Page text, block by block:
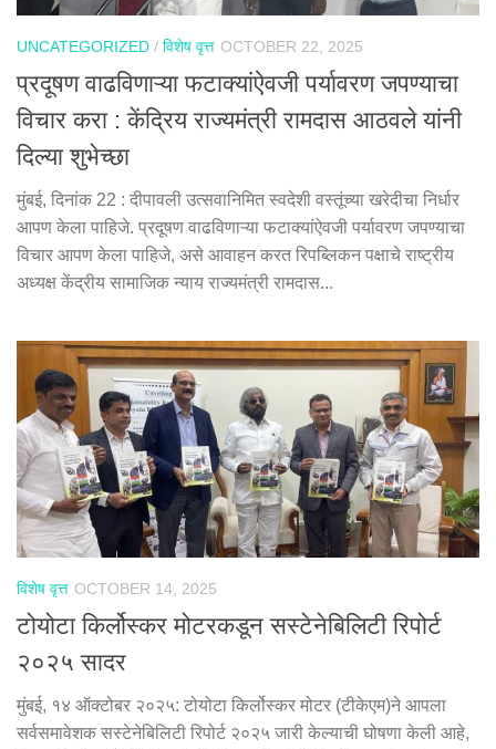
UNCATEGORIZED / विशेष वृत्त OCTOBER 22, 2025
प्रदूषण वाढविणाऱ्या फटाक्यांऐवजी पर्यावरण जपण्याचा
विचार करा : केंद्रिय राज्यमंत्री रामदास आठवले यांनी
दिल्या शुभेच्छा
मुंबई, दिनांक 22 : दीपावली उत्सवानिमित स्वदेशी वस्तूंच्या खरेदीचा निर्धार
आपण केला पाहिजे. प्रदूषण वाढविणाऱ्या फटाक्यांऐवजी पर्यावरण जपण्याचा
विचार आपण केला पाहिजे, असे आवाहन करत रिपब्लिकन पक्षाचे राष्ट्रीय
अध्यक्ष केंद्रीय सामाजिक न्याय राज्यमंत्री रामदास...
विशेष वृत्त OCTOBER 14, 2025
टोयोटा किर्लोस्‍कर मोटरकडून सस्‍टेनेबिलिटी रिपोर्ट
२०२५ सादर
मुंबई, १४ ऑक्टोबर २०२५: टोयोटा किर्लोस्‍कर मोटर (टीकेएम)ने आपला
सर्वसमावेशक सस्‍टेनेबिलिटी रिपोर्ट २०२५ जारी केल्‍याची घोषणा केली आहे,